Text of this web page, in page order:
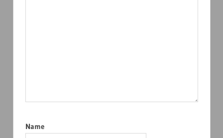
Name